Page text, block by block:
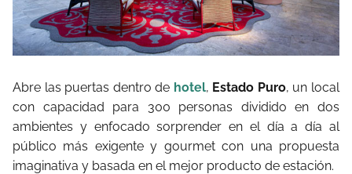
Abre las puertas dentro de hotel, Estado Puro, un local
con capacidad para 300 personas dividido en dos
ambientes y enfocado sorprender en el día a día al
público más exigente y gourmet con una propuesta
imaginativa y basada en el mejor producto de estación.